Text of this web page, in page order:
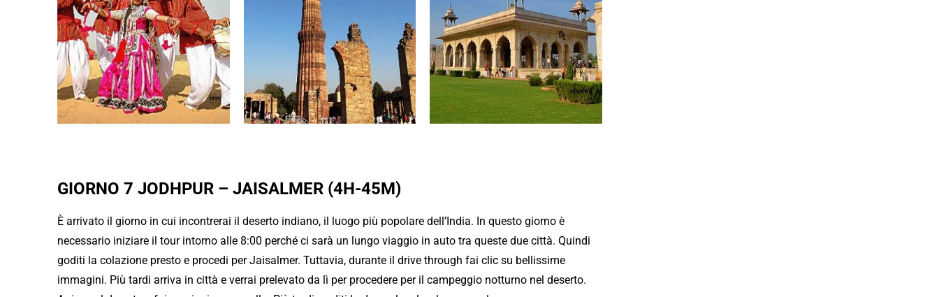
GIORNO 7 JODHPUR – JAISALMER (4H-45M)
È arrivato il giorno in cui incontrerai il deserto indiano, il luogo più popolare dell’India. In questo giorno è
necessario iniziare il tour intorno alle 8:00 perché ci sarà un lungo viaggio in auto tra queste due città. Quindi
goditi la colazione presto e procedi per Jaisalmer. Tuttavia, durante il drive through fai clic su bellissime
immagini. Più tardi arriva in città e verrai prelevato da lì per procedere per il campeggio notturno nel deserto.